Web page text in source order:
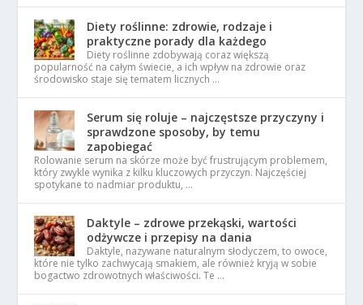
Diety roślinne: zdrowie, rodzaje i
praktyczne porady dla każdego
Diety roślinne zdobywają coraz większą
popularność na całym świecie, a ich wpływ na zdrowie oraz
środowisko staje się tematem licznych …
Serum się roluje – najczęstsze przyczyny i
sprawdzone sposoby, by temu
zapobiegać
Rolowanie serum na skórze może być frustrującym problemem,
który zwykle wynika z kilku kluczowych przyczyn. Najczęściej
spotykane to nadmiar produktu, …
Daktyle – zdrowe przekąski, wartości
odżywcze i przepisy na dania
Daktyle, nazywane naturalnym słodyczem, to owoce,
które nie tylko zachwycają smakiem, ale również kryją w sobie
bogactwo zdrowotnych właściwości. Te …